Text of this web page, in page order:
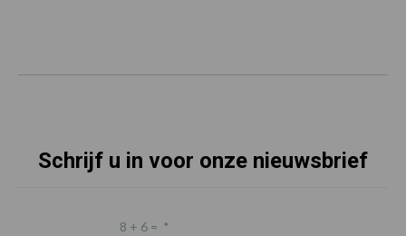
Schrijf u in voor onze nieuwsbrief
8 + 6 = *